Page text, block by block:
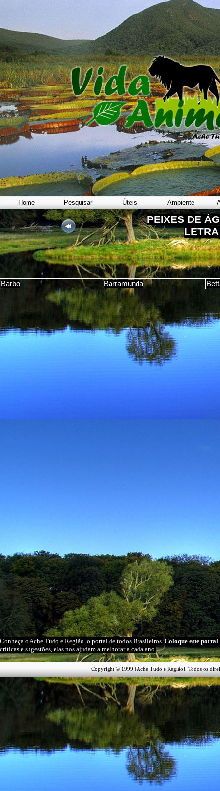
Home Pesquisar Úteis Ambiente
PEIXES DE
Barbo Barramunda
Conheça o Ache Tudo e Região o portal de todos Brasileiros. Coloque este portal
críticas e sugestões, elas nos ajudam a melhorar a cada ano.
Copyright © 1999 [Ache Tudo e Região]. Todos os